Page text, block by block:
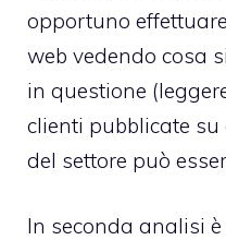
opportuno
web vedendo cosa
in questione
clienti pubblicate
del settore può
In seconda analisi